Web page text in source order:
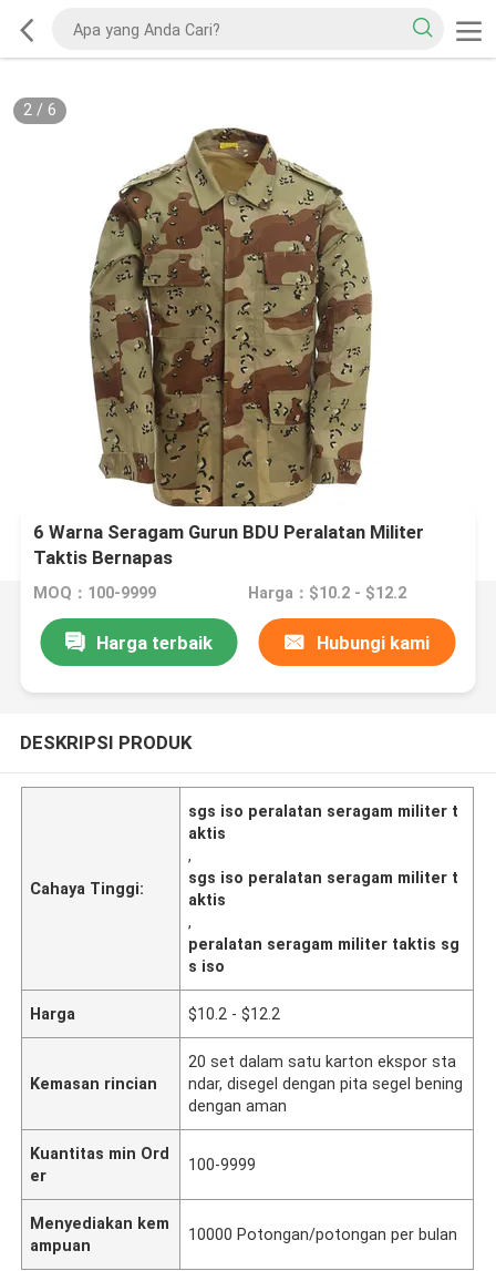
2/ 6
6 Warna Seragam Gurun BDU Peralatan Militer
Taktis Bernapas
MOQ：100-9999 Harga：$10.2 - $12.2
Harga terbaik Hubungi kami
DESKRIPSI PRODUK
Cahaya Tinggi:
sgs iso peralatan seragam militer t
aktis
,
sgs iso peralatan seragam militer t
aktis
,
peralatan seragam militer taktis sg
s iso
Harga $10.2 - $12.2
Kemasan rincian
20 set dalam satu karton ekspor sta
ndar, disegel dengan pita segel bening
dengan aman
Kuantitas min Ord
er
100-9999
Menyediakan kem
ampuan
10000 Potongan/potongan per bulan